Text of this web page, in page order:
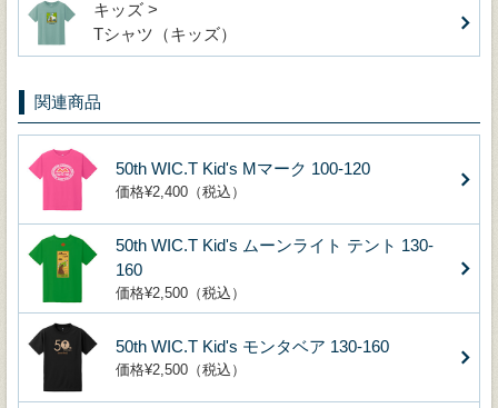
キッズ >
Tシャツ（キッズ）
関連商品
50th WIC.T Kid's Mマーク 100-120
価格¥2,400（税込）
50th WIC.T Kid's ムーンライト テント 130-
160
価格¥2,500（税込）
50th WIC.T Kid's モンタベア 130-160
価格¥2,500（税込）